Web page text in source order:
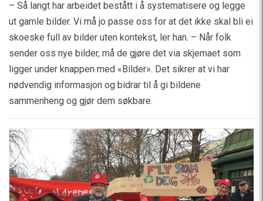
– Så langt har arbeidet bestått i å systematisere og legge
ut gamle bilder. Vi må jo passe oss for at det ikke skal bli ei
skoeske full av bilder uten kontekst, ler han. – Når folk
sender oss nye bilder, må de gjøre det via skjemaet som
ligger under knappen med «Bilder». Det sikrer at vi har
nødvendig informasjon og bidrar til å gi bildene
sammenheng og gjør dem søkbare.